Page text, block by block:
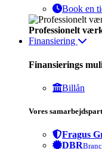
Book en
Professionelt
Finansiering
Finansierings
Billån
Vores
Fragus
DBR